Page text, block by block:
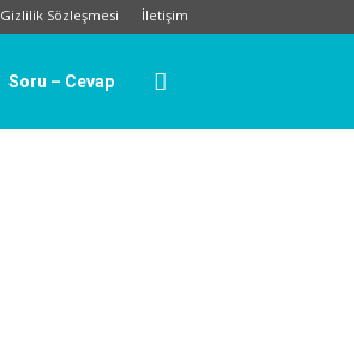
Gizlilik Sözleşmesi İletişim
Soru – Cevap